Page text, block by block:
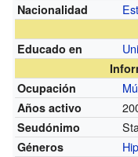
Nacionalidad
Educado en
Ocupación
Años activo
Seudónimo
Géneros